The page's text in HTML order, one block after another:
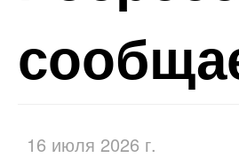
16 июля 2026 г.